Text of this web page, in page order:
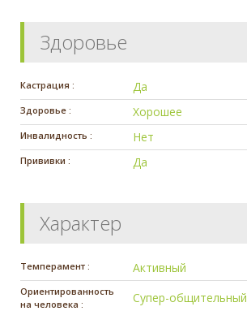
Здоровье
Кастрация : Да
Здоровье : Хорошее
Инвалидность : Нет
Прививки : Да
Характер
Темперамент : Активный
Ориентированность
на человека :
Супер-общительный